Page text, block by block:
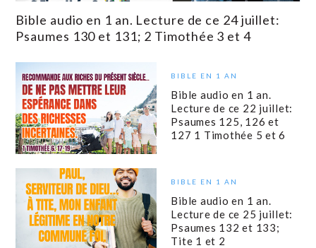
Bible audio en 1 an. Lecture de ce 24 juillet:
Psaumes 130 et 131; 2 Timothée 3 et 4
BIBLE EN 1 AN
Bible audio en 1 an.
Lecture de ce 22 juillet:
Psaumes 125, 126 et
127 1 Timothée 5 et 6
BIBLE EN 1 AN
Bible audio en 1 an.
Lecture de ce 25 juillet:
Psaumes 132 et 133;
Tite 1 et 2